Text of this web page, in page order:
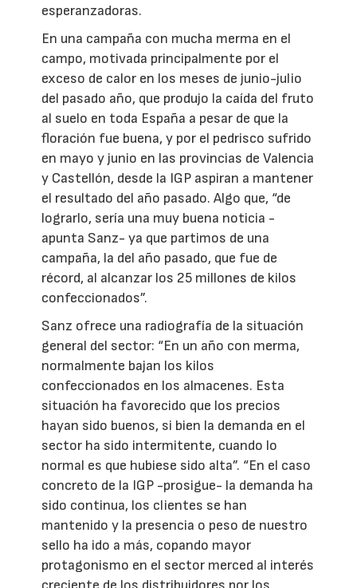
esperanzadoras.
En una campaña con mucha merma en el
campo, motivada principalmente por el
exceso de calor en los meses de junio-julio
del pasado año, que produjo la caída del fruto
al suelo en toda España a pesar de que la
floración fue buena, y por el pedrisco sufrido
en mayo y junio en las provincias de Valencia
y Castellón, desde la IGP aspiran a mantener
el resultado del año pasado. Algo que, “de
lograrlo, sería una muy buena noticia -
apunta Sanz- ya que partimos de una
campaña, la del año pasado, que fue de
récord, al alcanzar los 25 millones de kilos
confeccionados”.
Sanz ofrece una radiografía de la situación
general del sector: “En un año con merma,
normalmente bajan los kilos
confeccionados en los almacenes. Esta
situación ha favorecido que los precios
hayan sido buenos, si bien la demanda en el
sector ha sido intermitente, cuando lo
normal es que hubiese sido alta”. “En el caso
concreto de la IGP -prosigue- la demanda ha
sido continua, los clientes se han
mantenido y la presencia o peso de nuestro
sello ha ido a más, copando mayor
protagonismo en el sector merced al interés